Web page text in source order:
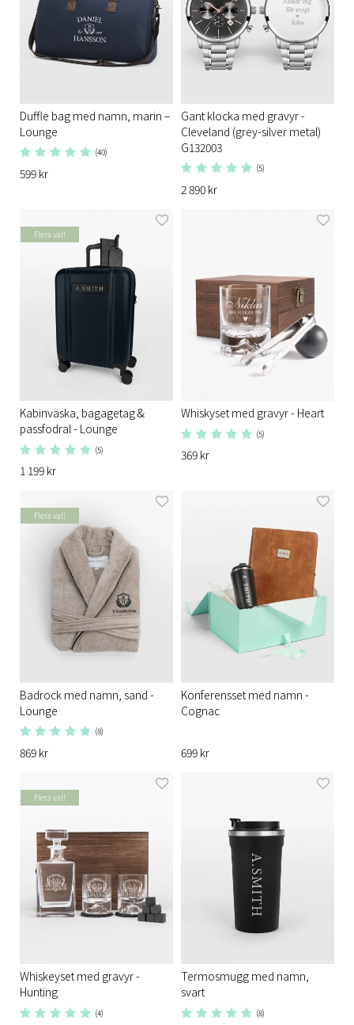
Duffle bag med namn, marin –
Lounge
(40)
599 kr
Gant klocka med gravyr -
Cleveland (grey-silver metal)
G132003
(5)
2 890 kr
Flera val!
Kabinväska, bagagetag &
passfodral - Lounge
(5)
1 199 kr
Whiskyset med gravyr - Heart
(5)
369 kr
Flera val!
Badrock med namn, sand -
Lounge
(8)
869 kr
Konferensset med namn -
Cognac
699 kr
Flera val!
Whiskeyset med gravyr -
Hunting
(4)
Termosmugg med namn,
svart
(8)